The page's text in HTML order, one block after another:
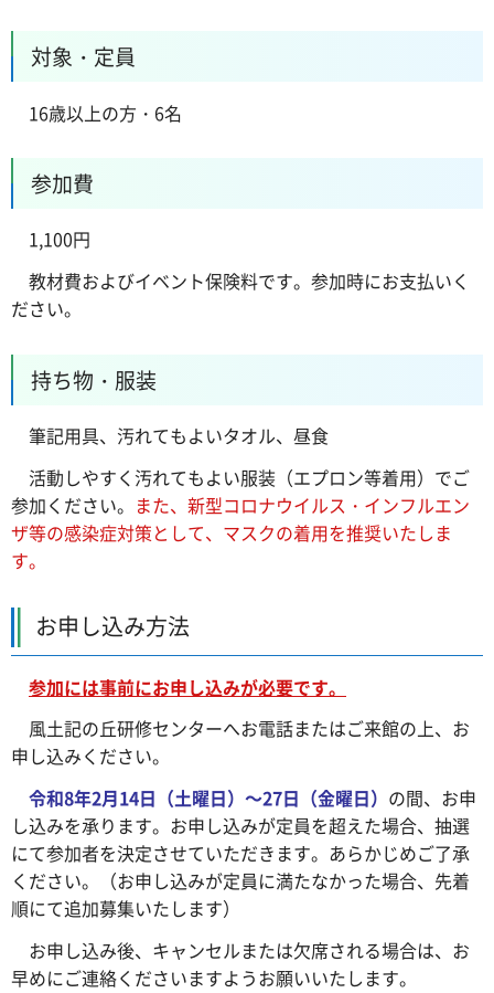
対象・定員
16歳以上の方・6名
参加費
1,100円
教材費およびイベント保険料です。参加時にお支払いく
ださい。
持ち物・服装
筆記用具、汚れてもよいタオル、昼食
活動しやすく汚れてもよい服装（エプロン等着用）でご
参加ください。 また、新型コロナウイルス・インフルエン
ザ等の感染症対策として、マスクの着用を推奨いたしま
す。
お申し込み方法
参加には事前にお申し込みが必要です。
風土記の丘研修センターへお電話またはご来館の上、お
申し込みください。
令和8年2月14日（土曜日）～27日（金曜日） の間、お申
し込みを承ります。お申し込みが定員を超えた場合、抽選
にて参加者を決定させていただきます。あらかじめご了承
ください。（お申し込みが定員に満たなかった場合、先着
順にて追加募集いたします）
お申し込み後、キャンセルまたは欠席される場合は、お
早めにご連絡くださいますようお願いいたします。